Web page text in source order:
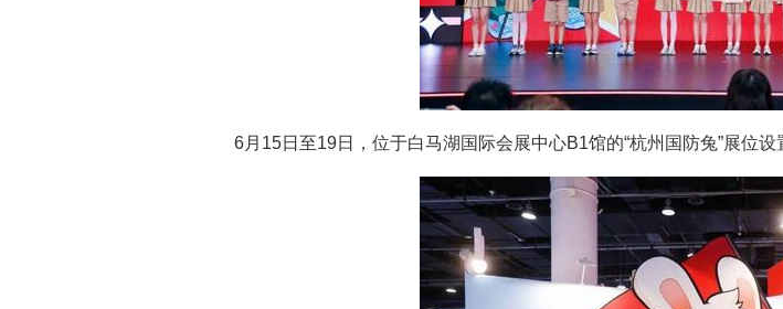
6月15日至19日，位于白马湖国际会展中心B1馆的“杭州国防兔”展位设